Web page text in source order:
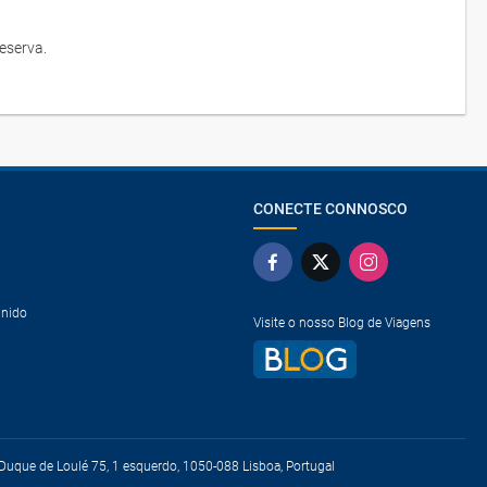
CONECTE CONNOSCO
Visite o nosso Blog de Viagens
de Loulé 75, 1 esquerdo, 1050-088 Lisboa, Portugal